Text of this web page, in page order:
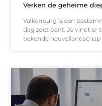
Verken de geheime
Valkenburg is een
dag zoet bent. Je vindt er
bekende